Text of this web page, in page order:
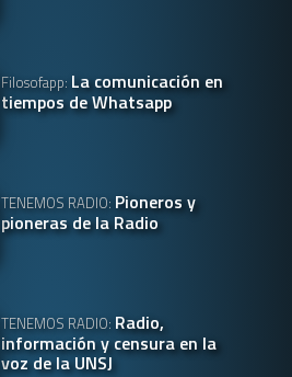
Filosofapp: La comunicación en
tiempos de Whatsapp
TENEMOS RADIO: Pioneros y
pioneras de la Radio
TENEMOS RADIO: Radio,
información y censura en la
voz de la UNSJ